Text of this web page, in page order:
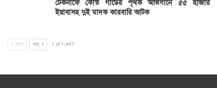
টেকনাফে কোস্ট গার্ডের পৃথক অভিযানে ৫৫ হাজার
ইয়াবাসহ দুই মাদক কারবারি আটক
আগে পরে 1 of 1,447